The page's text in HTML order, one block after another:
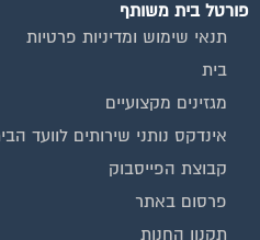
מגזין שיפוץ בניינים
שירותים נוספים
טפסים שימושיים
אינדקס נותני שירותים לוועד הבית
המוקד לדייר
קהילת ועדי בתים בפייסבוק